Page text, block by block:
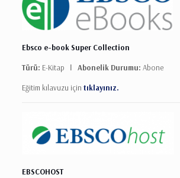
Ebsco e-book Super Collection
Türü: E-Kitap Ι Abonelik Durumu: Abone
Eğitim kılavuzu için tıklayınız.
EBSCOHOST